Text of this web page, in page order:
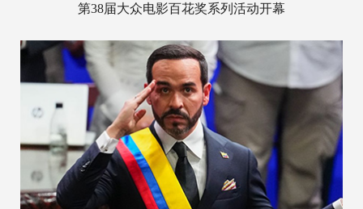
第38届大众电影百花奖系列活动开幕